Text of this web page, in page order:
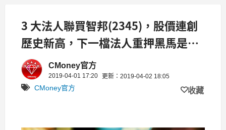
3 大法人聯買智邦(2345)，股價連創
歷史新高，下一檔法人重押黑馬是
他...?!CMoney官方
2019-04-01 17:20 更新：2019-04-02 18:05
CMoney官方 收藏